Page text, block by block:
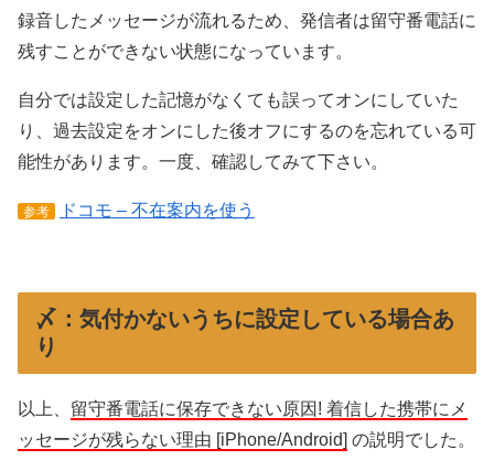
録音したメッセージが流れるため、発信者は留守番電話に
残すことができない状態になっています。
自分では設定した記憶がなくても誤ってオンにしていた
り、過去設定をオンにした後オフにするのを忘れている可
能性があります。一度、確認してみて下さい。
参考 ドコモ – 不在案内を使う
〆：気付かないうちに設定している場合あ
り
以上、 留守番電話に保存できない原因! 着信した携帯にメ
ッセージが残らない理由 [iPhone/Android] の説明でした。